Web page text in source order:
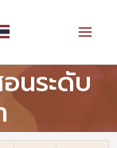
นระดับ